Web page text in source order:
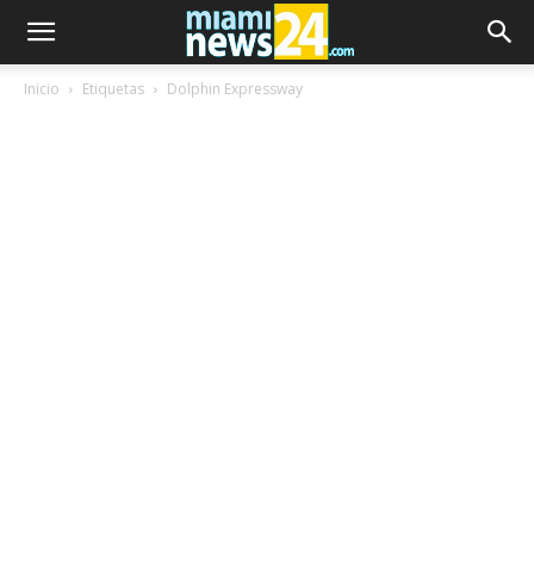
Inicio Etiquetas Dolphin Expressway